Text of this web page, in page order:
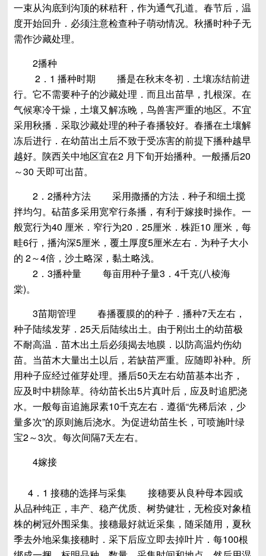
一束从沟底到沟顶的秫秸秆，作为通气孔道。春节后，温
度开始回升．必须注意检查种子萌动情况。秋播时种子无
需作沙藏处理。
2播种
2．1 播种时期 播是在秋末冬初．土壤冻结前进
行。它不需要种子的沙藏处理．而且出苗早，扎根深。在
气候寒冷干燥，土壤又解冻晚，鸟兽害严重的地区。不宜
采用秋播．采取沙藏处理的种子春播较好。春播在土壤解
冻后进行．在幼苗出土后不致于受冻害的前提下播种越早
越好。陕西关中地区宜在2 月下旬开始播种。一般播后20
～30 天即可出苗。
2．2播种方法 采用撒播的方法．种子和细土搅
拌均匀。砧苗多采用宽窄行条播，有利于嫁接时操作。一
般宽行为40 厘米．窄行为20．25厘米．株距10 厘米，每
畦6行，播沟深5厘米，覆土厚度5厘米左右．为种子大小
的 2～4倍，沙土略深，黏土略浅。
2．3播种量 每亩用种子量3．4千克(八棱海
棠)。
3苗期管理 春播覆膜的的种子．播种7天左右，
种子陆续发芽．25天后陆续出土。由于刚出土的幼苗极
不耐高温．苗木出土后必须揭去地膜．以防高温灼伤幼
苗。当苗木大量出土以后，若缺苗严重。应随即补种。所
用种子应经过催芽处理。播后50天左右幼苗基本出齐，
应及时中耕除草。待幼苗长出5片真叶后，应及时追肥浇
水。一般每亩追施尿素10千克左右．遵循“先稀后浓，少
量多次”的原则施后浇水。为促进幼苗生长，可喷施叶绿
宝2～3次。每次间隔7天左右。
4嫁接
4．1 接穗的选择与采集 接穗要从良种母本园或
从品种纯正，丰产、稳产优质、树势健壮，无检疫对象植
株的树冠外围采集。接穗最好就近采集，随采随用，夏秋
季去外地采集接穗时．采下后应立即去掉叶片．每100根